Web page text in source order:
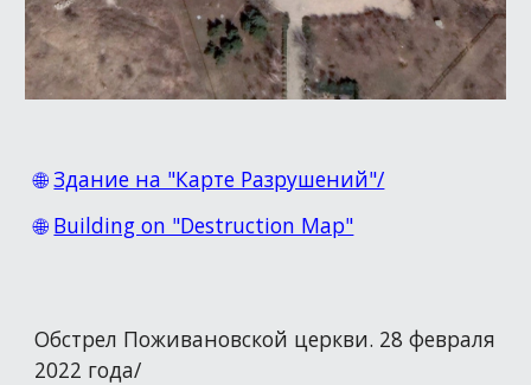
🌐Здание на "Карте Разрушений"/
🌐 Building on "Destruction Map"
Обстрел Поживановской церкви. 28 февраля
2022 года/